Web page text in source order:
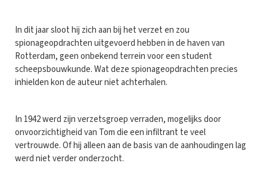
In dit jaar sloot hij zich aan bij het verzet en zou
spionageopdrachten uitgevoerd hebben in de haven van
Rotterdam, geen onbekend terrein voor een student
scheepsbouwkunde. Wat deze spionageopdrachten precies
inhielden kon de auteur niet achterhalen.
In 1942 werd zijn verzetsgroep verraden, mogelijks door
onvoorzichtigheid van Tom die een infiltrant te veel
vertrouwde. Of hij alleen aan de basis van de aanhoudingen lag
werd niet verder onderzocht.